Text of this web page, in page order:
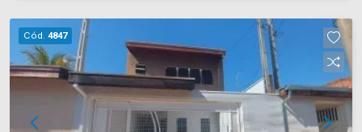
contato com a nossa equipe de vendas e agende
a sua visita!! WhatsApp e Telefone Arbix: (19)
3475-4546 ARBIX IMÓVEIS - Presente em cada
mudança!
Cód. 4847